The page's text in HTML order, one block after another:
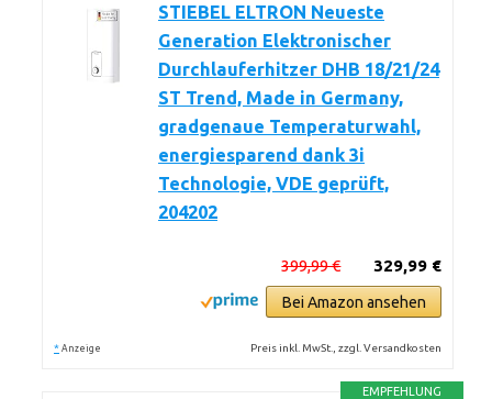
STIEBEL ELTRON Neueste
Generation Elektronischer
Durchlauferhitzer DHB 18/21/24
ST Trend, Made in Germany,
gradgenaue Temperaturwahl,
energiesparend dank 3i
Technologie, VDE geprüft,
204202
329,99 €
399,99 €
Bei Amazon ansehen
* Anzeige Preis inkl. MwSt., zzgl. Versandkosten
EMPFEHLUNG